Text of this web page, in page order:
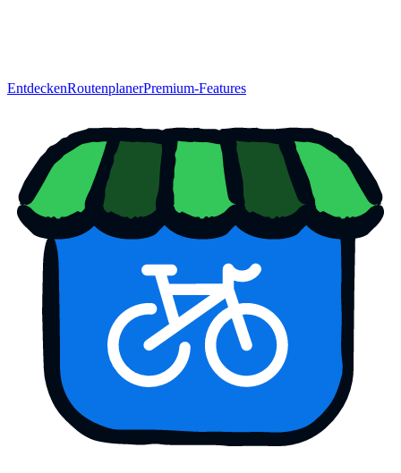
EntdeckenRoutenplanerPremium-Features